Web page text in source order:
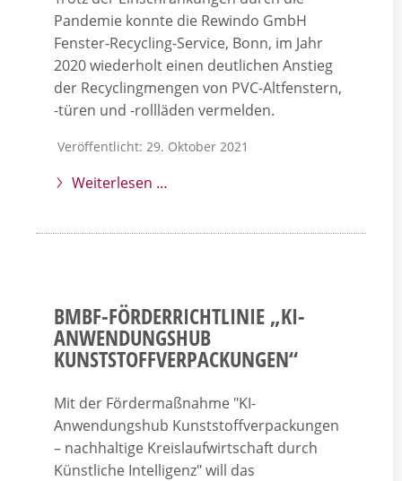
Pandemie konnte die Rewindo GmbH
Fenster-Recycling-Service, Bonn, im Jahr
2020 wiederholt einen deutlichen Anstieg
der Recyclingmengen von PVC-Altfenstern,
-türen und -rollläden vermelden.
Veröffentlicht: 29. Oktober 2021
Weiterlesen …
BMBF-FÖRDERRICHTLINIE „KI-
ANWENDUNGSHUB
KUNSTSTOFFVERPACKUNGEN“
Mit der Fördermaßnahme "KI-
Anwendungshub Kunststoffverpackungen
– nachhaltige Kreislaufwirtschaft durch
Künstliche Intelligenz" will das